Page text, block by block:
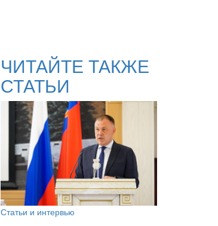
ЧИТАЙТЕ ТАКЖЕ
СТАТЬИ
Статьи и интервью